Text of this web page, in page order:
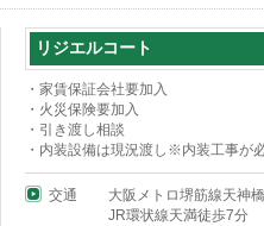
リジエルコート
・家賃保証会社要加入
・火災保険要加入
・引き渡し相談
・内装設備は現況渡し※内装工事が
交通
大阪メトロ堺筋線天神
JR環状線天満徒歩7分